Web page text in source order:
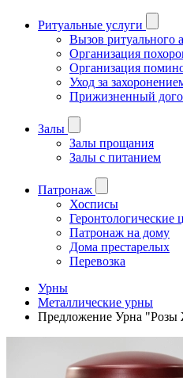
Ритуальные услуги
Вызов ритуального
Организация
Организация
Уход за
Прижизненный
Залы
Залы прощания
Залы с питанием
Патронаж
Хосписы
Геронтологические
Патронаж на дому
Дома престарелых
Перевозка
Урны
Металлические урны
Предложение Урна "Розы